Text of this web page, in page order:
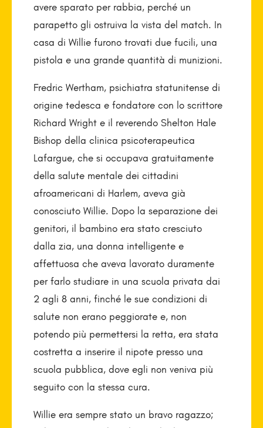
avere sparato per rabbia, perché un
parapetto gli ostruiva la vista del match. In
casa di Willie furono trovati due fucili, una
pistola e una grande quantità di munizioni.
Fredric Wertham, psichiatra statunitense di
origine tedesca e fondatore con lo scrittore
Richard Wright e il reverendo Shelton Hale
Bishop della clinica psicoterapeutica
Lafargue, che si occupava gratuitamente
della salute mentale dei cittadini
afroamericani di Harlem, aveva già
conosciuto Willie. Dopo la separazione dei
genitori, il bambino era stato cresciuto
dalla zia, una donna intelligente e
affettuosa che aveva lavorato duramente
per farlo studiare in una scuola privata dai
2 agli 8 anni, finché le sue condizioni di
salute non erano peggiorate e, non
potendo più permettersi la retta, era stata
costretta a inserire il nipote presso una
scuola pubblica, dove egli non veniva più
seguito con la stessa cura.
Willie era sempre stato un bravo ragazzo;